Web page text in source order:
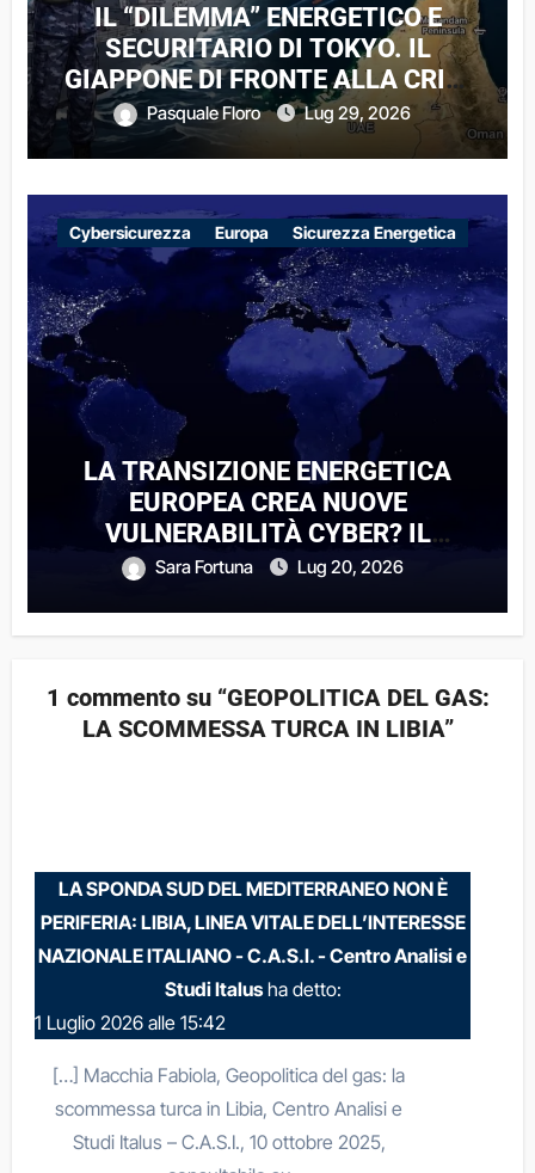
IL “DILEMMA” ENERGETICO E
SECURITARIO DI TOKYO. IL
GIAPPONE DI FRONTE ALLA CRISI
DI HORMUZ
Pasquale Floro Lug 29, 2026
Cybersicurezza Europa Sicurezza Energetica
LA TRANSIZIONE ENERGETICA
EUROPEA CREA NUOVE
VULNERABILITÀ CYBER? IL
DILEMMA STRATEGICO DELLE
Sara Fortuna Lug 20, 2026
1 commento su “GEOPOLITICA DEL GAS:
LA SCOMMESSA TURCA IN LIBIA”
LA SPONDA SUD DEL MEDITERRANEO NON È
PERIFERIA: LIBIA, LINEA VITALE DELL’INTERESSE
NAZIONALE ITALIANO - C.A.S.I. - Centro Analisi e
Studi Italus ha detto:
1 Luglio 2026 alle 15:42
[…] Macchia Fabiola, Geopolitica del gas: la
scommessa turca in Libia, Centro Analisi e
Studi Italus – C.A.S.I., 10 ottobre 2025,